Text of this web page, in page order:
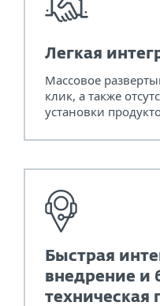
Легкая
Массовое
клик, а также
установки
Быстрая
внедрение и
техническая